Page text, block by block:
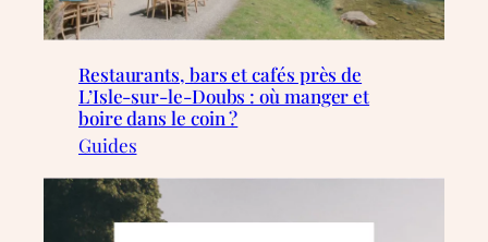
Restaurants, bars et cafés près de
L’Isle-sur-le-Doubs : où manger et
boire dans le coin ?
Guides